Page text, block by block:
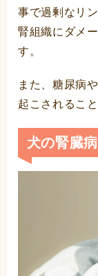
事で過剰なリ
腎組織にダメ
す。
また、糖尿病
起こされるこ
犬の腎臓